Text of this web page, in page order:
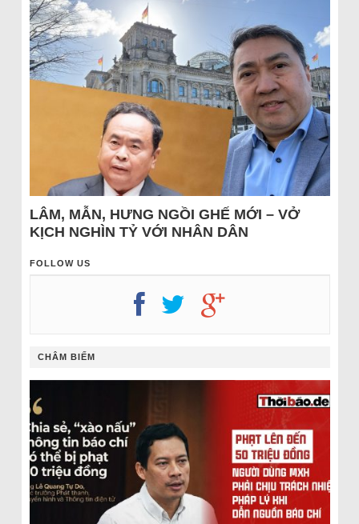
LÂM, MẪN, HƯNG NGỒI GHẾ MỚI – VỞ
KỊCH NGHÌN TỶ VỚI NHÂN DÂN
FOLLOW US
CHÂM BIẾM